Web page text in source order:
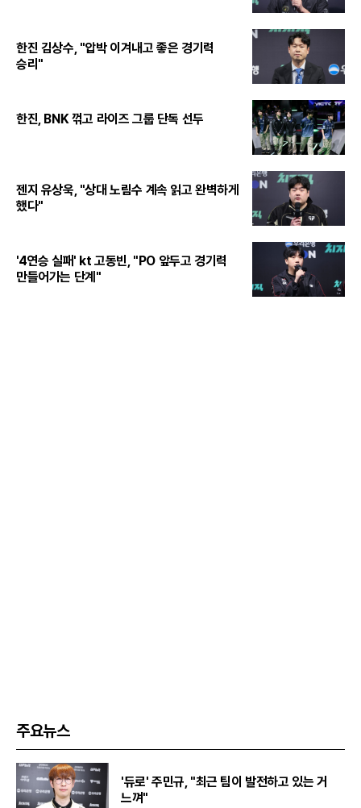
한진 김상수, "압박 이겨내고 좋은 경기력
승리"
한진, BNK 꺾고 라이즈 그룹 단독 선두
젠지 유상욱, "상대 노림수 계속 읽고 완벽하게
했다"
'4연승 실패' kt 고동빈, "PO 앞두고 경기력
만들어가는 단계"
주요뉴스
'듀로' 주민규, "최근 팀이 발전하고 있는 거
느껴"